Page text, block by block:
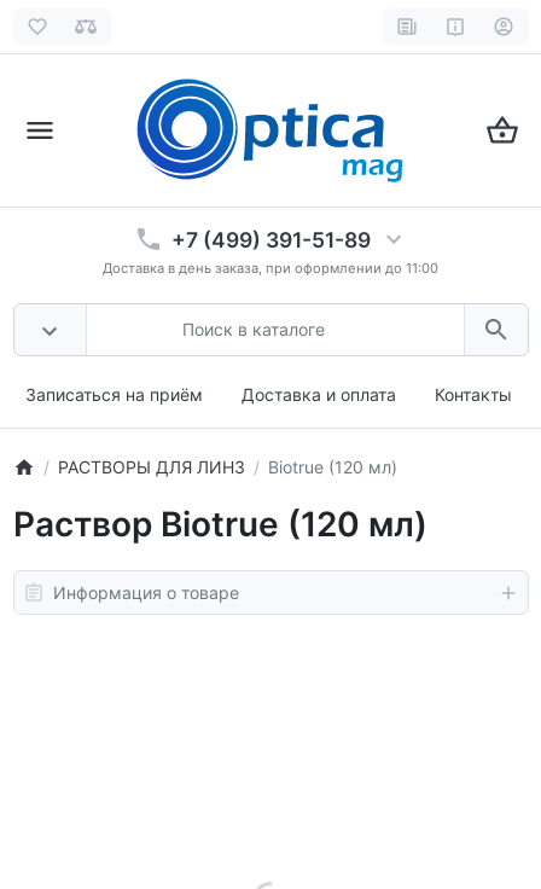
+7 (499) 391-51-89
Доставка в день заказа, при оформлении до 11:00
Записаться на приём Доставка и оплата Контакты
РАСТВОРЫ ДЛЯ ЛИНЗ Biotrue (120 мл)
Раствор Biotrue (120 мл)
Информация о товаре